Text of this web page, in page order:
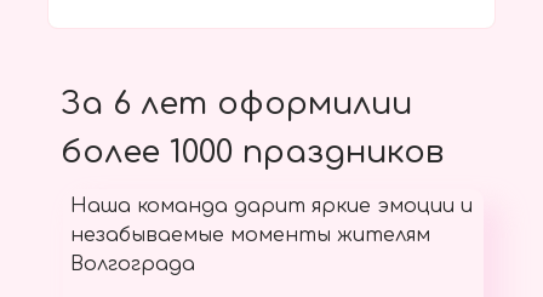
За 6 лет оформилии
более 1000 праздников
Наша команда дарит яркие эмоции и
незабываемые моменты жителям
Волгограда